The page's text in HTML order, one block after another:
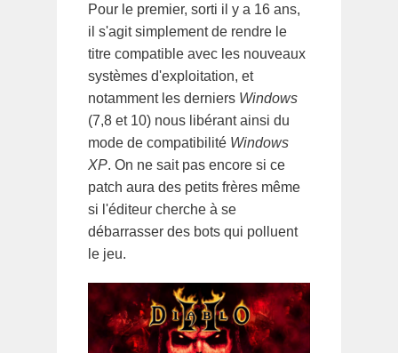
Pour le premier, sorti il y a 16 ans,
il s'agit simplement de rendre le
titre compatible avec les nouveaux
systèmes d'exploitation, et
notamment les derniers Windows
(7,8 et 10) nous libérant ainsi du
mode de compatibilité Windows
XP. On ne sait pas encore si ce
patch aura des petits frères même
si l'éditeur cherche à se
débarrasser des bots qui polluent
le jeu.